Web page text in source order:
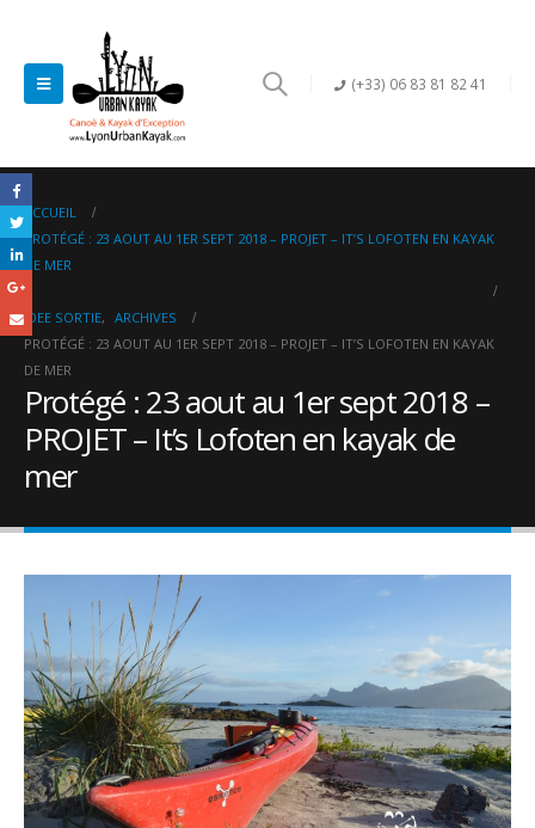
(+33) 06 83 81 82 41
ACCUEIL
PROTÉGÉ : 23 AOUT AU 1ER SEPT 2018 – PROJET – IT’S LOFOTEN EN KAYAK
DE MER
IDEE SORTIE, ARCHIVES
PROTÉGÉ : 23 AOUT AU 1ER SEPT 2018 – PROJET – IT’S LOFOTEN EN KAYAK
DE MER
Protégé : 23 aout au 1er sept 2018 –
PROJET – It’s Lofoten en kayak de
mer